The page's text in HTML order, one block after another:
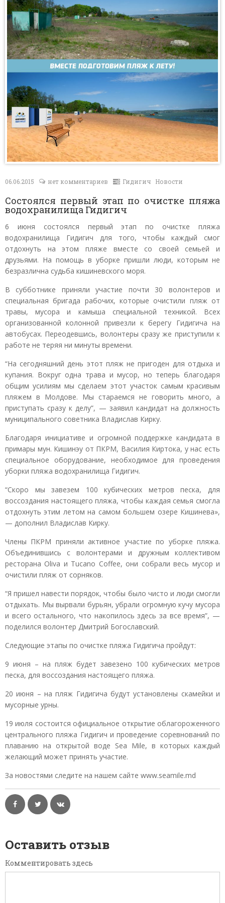
Контакты
06.06.2015 нет комментариев Гидигич Новости
Состоялся первый этап по очистке пляжа
водохранилища Гидигич
6 июня состоялся первый этап по очистке пляжа
водохранилища Гидигич для того, чтобы каждый смог
отдохнуть на этом пляже вместе со своей семьей и
друзьями. На помощь в уборке пришли люди, которым не
безразлична судьба кишиневского моря.
В субботнике приняли участие почти 30 волонтеров и
специальная бригада рабочих, которые очистили пляж от
травы, мусора и камыша специальной техникой. Всех
организованной колонной привезли к берегу Гидигича на
автобусах. Переодевшись, волонтеры сразу же приступили к
работе не теряя ни минуты времени.
“На сегодняшний день этот пляж не пригоден для отдыха и
купания. Вокруг одна трава и мусор, но теперь благодаря
общим усилиям мы сделаем этот участок самым красивым
пляжем в Молдове. Мы стараемся не говорить много, а
приступать сразу к делу”, — заявил кандидат на должность
муниципального советника Владислав Кирку.
Благодаря инициативе и огромной поддержке кандидата в
примары мун. Кишинэу от ПКРМ, Василия Киртока, у нас есть
специальное оборудование, необходимое для проведения
уборки пляжа водохранилища Гидигич.
“Скоро мы завезем 100 кубических метров песка, для
воссоздания настоящего пляжа, чтобы каждая семья смогла
отдохнуть этим летом на самом большем озере Кишинева»,
— дополнил Владислав Кирку.
Члены ПКРМ приняли активное участие по уборке пляжа.
Объединившись с волонтерами и дружным коллективом
ресторана Oliva и Tucano Coffee, они собрали весь мусор и
очистили пляж от сорняков.
“Я пришел навести порядок, чтобы было чисто и люди смогли
отдыхать. Мы вырвали бурьян, убрали огромную кучу мусора
и всего остального, что накопилось здесь за все время”, —
поделился волонтер Дмитрий Богославский.
Следующие этапы по очистке пляжа Гидигича пройдут:
9 июня – на пляж будет завезено 100 кубических метров
песка, для воссоздания настоящего пляжа.
20 июня – на пляж Гидигича будут установлены скамейки и
мусорные урны.
19 июля состоится официальное открытие облагороженного
центрального пляжа Гидигич и проведение соревнований по
плаванию на открытой воде Sea Mile, в которых каждый
желающий может принять участие.
За новостями следите на нашем сайте www.seamile.md
Оставить отзыв
Комментировать здесь